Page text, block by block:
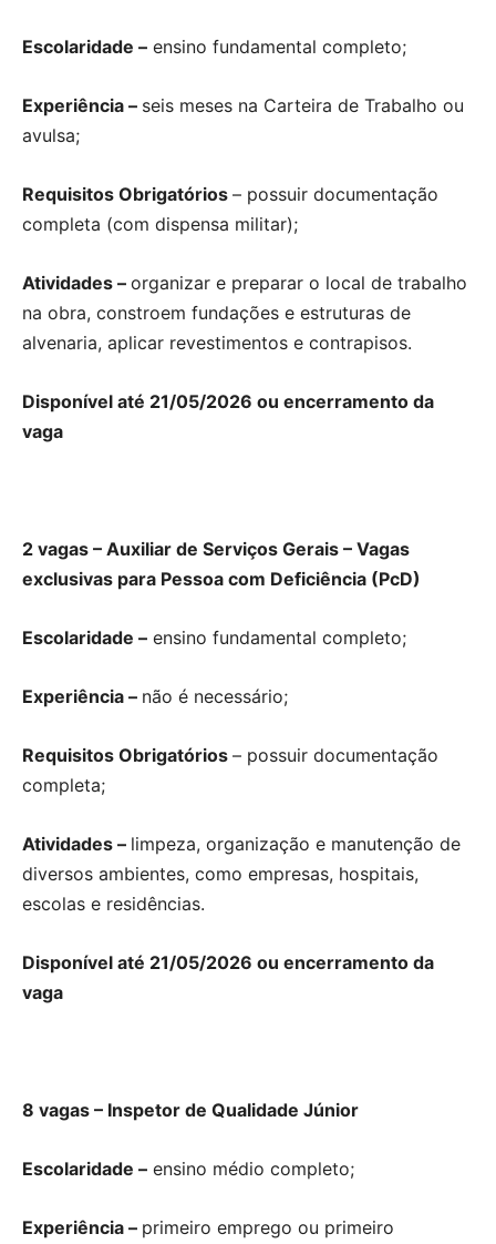
Escolaridade – ensino fundamental completo;
Experiência – seis meses na Carteira de Trabalho ou
avulsa;
Requisitos Obrigatórios – possuir documentação
completa (com dispensa militar);
Atividades – organizar e preparar o local de trabalho
na obra, constroem fundações e estruturas de
alvenaria, aplicar revestimentos e contrapisos.
Disponível até 21/05/2026 ou encerramento da
vaga
2 vagas – Auxiliar de Serviços Gerais – Vagas
exclusivas para Pessoa com Deficiência (PcD)
Escolaridade – ensino fundamental completo;
Experiência – não é necessário;
Requisitos Obrigatórios – possuir documentação
completa;
Atividades – limpeza, organização e manutenção de
diversos ambientes, como empresas, hospitais,
escolas e residências.
Disponível até 21/05/2026 ou encerramento da
vaga
8 vagas – Inspetor de Qualidade Júnior
Escolaridade – ensino médio completo;
Experiência – primeiro emprego ou primeiro